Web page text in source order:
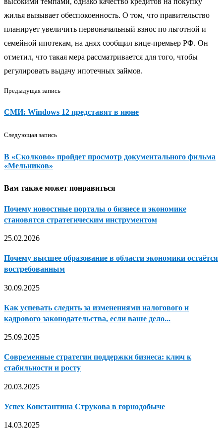
жилья вызывает обеспокоенность. О том, что правительство
планирует увеличить первоначальный взнос по льготной и
семейной ипотекам, на днях сообщил вице-премьер РФ. Он
отметил, что такая мера рассматривается для того, чтобы
регулировать выдачу ипотечных займов.
Предыдущая запись
СМИ: Windows 12 представят в июне
Следующая запись
В «Сколково» пройдет просмотр документального фильма
«Мельников»
Вам также может понравиться
Почему новостные порталы о бизнесе и экономике
становятся стратегическим инструментом
25.02.2026
Почему высшее образование в области экономики остаётся
востребованным
30.09.2025
Как успевать следить за изменениями налогового и
кадрового законодательства, если ваше дело...
25.09.2025
Современные стратегии поддержки бизнеса: ключ к
стабильности и росту
20.03.2025
Успех Константина Струкова в горнодобыче
14.03.2025